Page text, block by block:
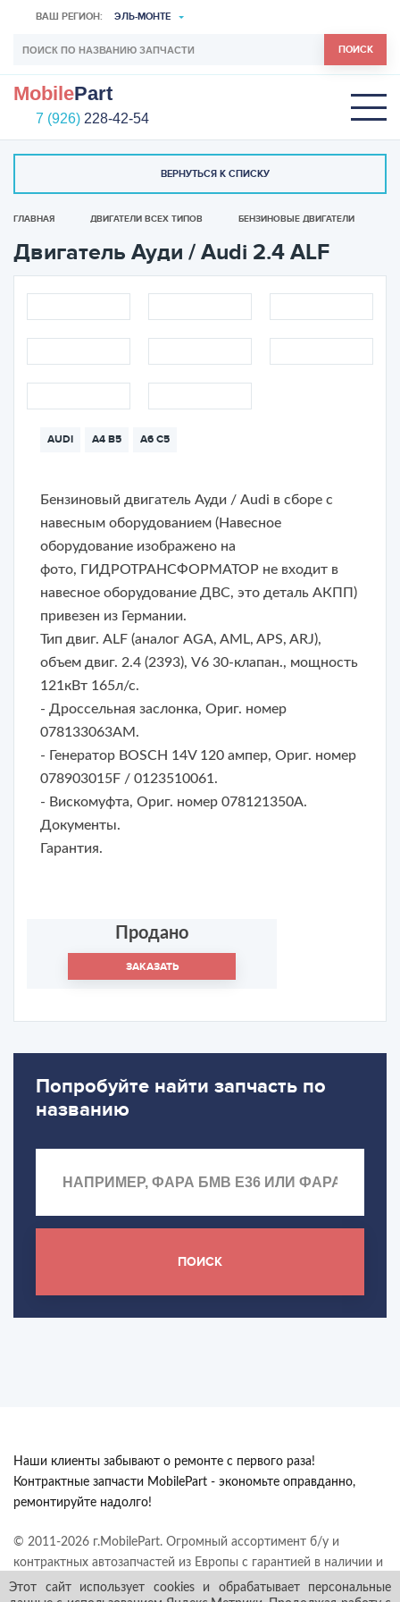
ВАШ РЕГИОН: ЭЛЬ-МОНТЕ
ПОИСК
MobilePart
7 (926) 228-42-54
ВЕРНУТЬСЯ К СПИСКУ
ГЛАВНАЯ ДВИГАТЕЛИ ВСЕХ ТИПОВ БЕНЗИНОВЫЕ ДВИГАТЕЛИ
Двигатель Ауди / Audi 2.4 ALF
AUDI A4 B5 A6 C5
Бензиновый двигатель Ауди / Audi в сборе с
навесным оборудованием (Навесное
оборудование изображено на
фото, ГИДРОТРАНСФОРМАТОР не входит в
навесное оборудование ДВС, это деталь АКПП )
привезен из Германии.
Тип двиг. ALF (аналог AGA, AML, APS, ARJ),
объем двиг. 2.4 (2393), V6 30-клапан., мощность
121кВт 165л/с.
- Дроссельная заслонка, Ориг. номер
078133063AM.
- Генератор BOSCH 14V 120 ампер, Ориг. номер
078903015F / 0123510061.
- Вискомуфта, Ориг. номер 078121350A.
Документы.
Гарантия.
Продано
ЗАКАЗАТЬ
Попробуйте найти запчасть по
названию
ПОИСК
Наши клиенты забывают о ремонте с первого раза!
Контрактные запчасти MobilePart - экономьте оправданно,
ремонтируйте надолго!
© 2011-2026 г.MobilePart. Огромный ассортимент б/у и
контрактных автозапчастей из Европы с гарантией в наличии и
под заказ. Все права защищены.
Этот сайт использует cookies и обрабатывает персональные